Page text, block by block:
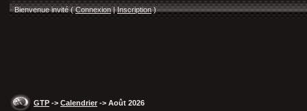
Bienvenue invité ( Connexion |Inscription)
GTP -> Calendrier -> Août 2026